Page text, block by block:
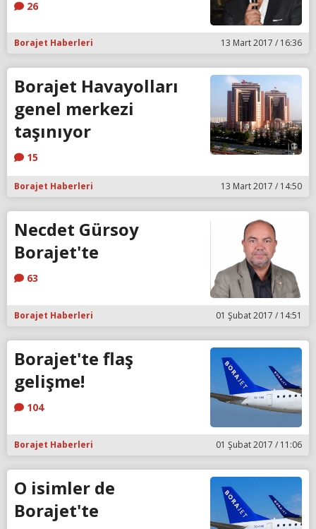
26
Borajet Haberleri 13 Mart 2017 / 16:36
Borajet Havayolları
genel merkezi
taşınıyor
15
Borajet Haberleri 13 Mart 2017 / 14:50
Necdet Gürsoy
Borajet'te
63
Borajet Haberleri 01 Şubat 2017 / 14:51
Borajet'te flaş
gelişme!
104
Borajet Haberleri 01 Şubat 2017 / 11:06
O isimler de
Borajet'te